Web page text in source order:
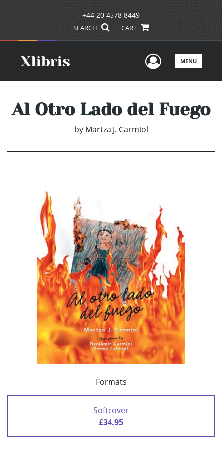
+44 20 4578 8449
SEARCH CART
UserMENU
Al Otro Lado del Fuego
by Martza J. Carmiol
Formats
Softcover
£34.95